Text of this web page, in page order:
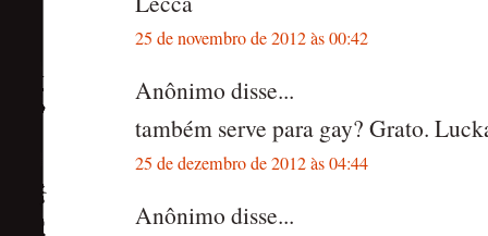
25 de novembro de 2012 às 00:42
Anônimo disse...
também serve para gay? Grato.
25 de dezembro de 2012 às 04:44
Anônimo disse...